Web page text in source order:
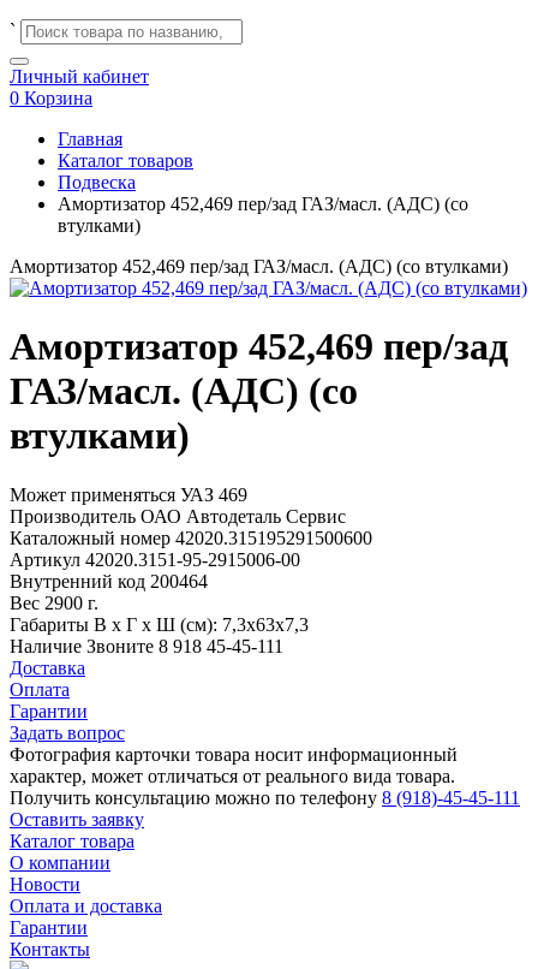
`
Личный кабинет
0 Корзина
Главная
Каталог товаров
Подвеска
Амортизатор 452,469 пер/зад ГАЗ/масл. (АДС) (со
втулками)
Амортизатор 452,469 пер/зад ГАЗ/масл. (АДС) (со втулками)
Амортизатор 452,469 пер/зад
ГАЗ/масл. (АДС) (со
втулками)
Может применяться УАЗ 469
Производитель ОАО Автодеталь Сервис
Каталожный номер 42020.315195291500600
Артикул 42020.3151-95-2915006-00
Внутренний код 200464
Вес 2900 г.
Габариты В х Г х Ш (см): 7,3х63х7,3
Наличие Звоните 8 918 45-45-111
Доставка
Оплата
Гарантии
Задать вопрос
Фотография карточки товара носит информационный
характер, может отличаться от реального вида товара.
Получить консультацию можно по телефону 8 (918)-45-45-111
Оставить заявку
Каталог товара
О компании
Новости
Оплата и доставка
Гарантии
Контакты